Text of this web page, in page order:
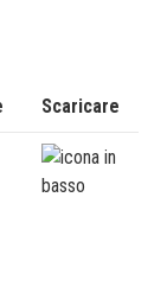
Scaricare